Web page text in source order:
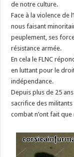
de notre culture.
Face à la violence de
nous faisant
peuplement, ses
résistance armée.
En cela le FLNC
en luttant pour le
indépendance.
Depuis plus de 25
sacrifice des
combat n’ont fait